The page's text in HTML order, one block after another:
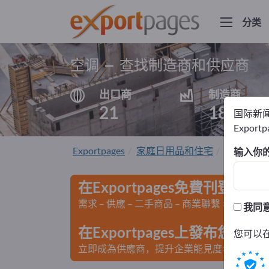
分类
空调 – 查找制造商和供应商
出口商
21
制造商
18
Exportpages 家庭日用品和住宅 电子家电
在Exportpages免費刊登廣告
需求 – 供應 – 二手商品 – 商業聯繫 >> 由此開
在Exportpages上發布您的公
立即成為供應商，提升企業能見度>> 點此發
国际新
输入你
我同
您可以